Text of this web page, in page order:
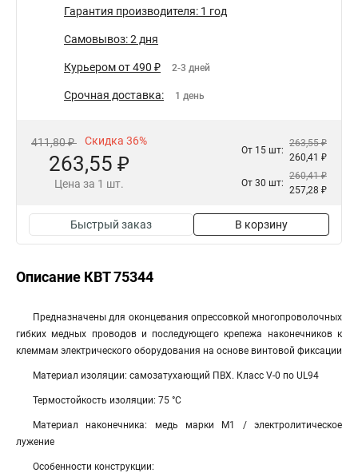
Гарантия производителя: 1 год
Самовывоз: 2 дня
Курьером от 490 ₽ 2-3 дней
Срочная доставка: 1 день
411,80 ₽ Скидка 36%
263,55 ₽
Цена за 1 шт.
От 15 шт:
263,55 ₽
260,41 ₽
От 30 шт:
260,41 ₽
257,28 ₽
Быстрый заказ В корзину
Описание КВТ 75344
Предназначены для оконцевания опрессовкой многопроволочных
гибких медных проводов и последующего крепежа наконечников к
клеммам электрического оборудования на основе винтовой фиксации
Материал изоляции: самозатухающий ПВХ. Класс V-0 по UL94
Термостойкость изоляции: 75 °C
Материал наконечника: медь марки М1 / электролитическое
лужение
Особенности конструкции: